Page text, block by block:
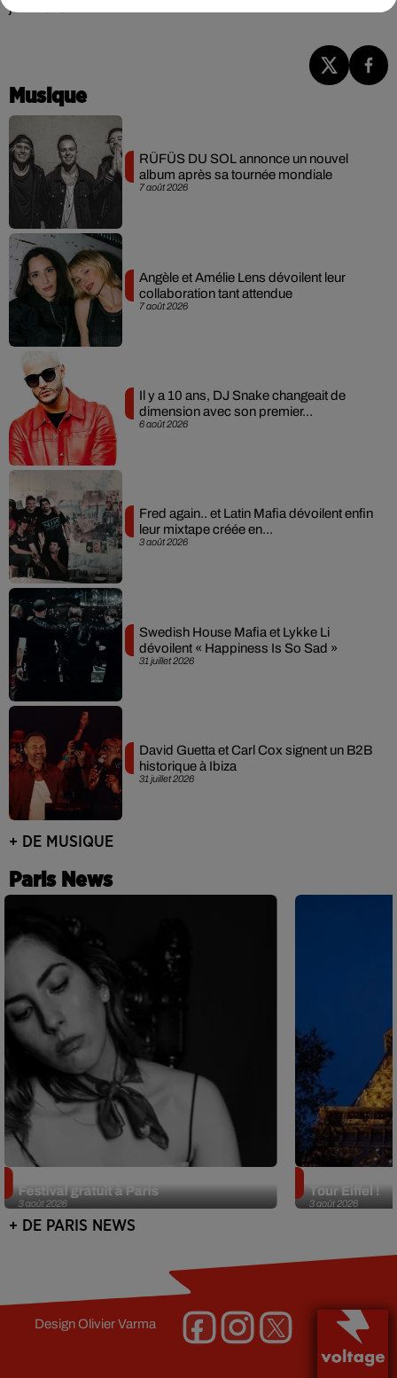
juin 2025
Musique
7 août 2026
RÜFÜS DU SOL annonce un nouvel
album après sa tournée mondiale
7 août 2026
Angèle et Amélie Lens dévoilent leur
collaboration tant attendue
6 août 2026
Il y a 10 ans, DJ Snake changeait de
dimension avec son premier...
3 août 2026
Fred again.. et Latin Mafia dévoilent enfin
leur mixtape créée en...
31 juillet 2026
Swedish House Mafia et Lykke Li
dévoilent « Happiness Is So Sad »
31 juillet 2026
David Guetta et Carl Cox signent un B2B
historique à Ibiza
+ DE MUSIQUE
Paris News
3 août 2026
Festival gratuit à Paris
3 août 2026
Tour Eiffel !
+ DE PARIS NEWS
DesignOlivier Varma